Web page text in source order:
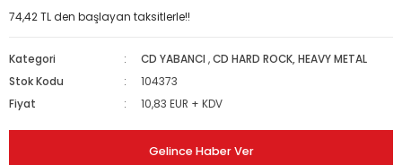
74,42 TL den başlayan taksitlerle!!
Kategori CD YABANCI ,CD HARD ROCK, HEAVY METAL
Stok Kodu
104373
Fiyat
10,83 EUR + KDV
Gelince Haber Ver